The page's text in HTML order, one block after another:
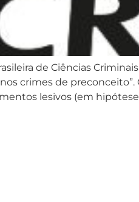
de Ciências
crimes de
lesivos (em